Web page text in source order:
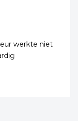
werkte niet